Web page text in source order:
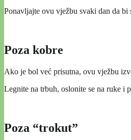
Ponavljajte ovu vježbu svaki dan da
Poza kobre
Ako je bol već prisutna, ovu vježbu
Legnite na trbuh, oslonite se na ruke i
Poza “trokut”